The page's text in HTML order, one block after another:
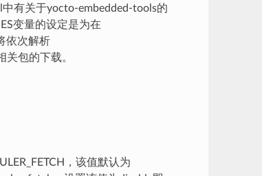
有关于yocto-embedded-tools的
变量的设定是为在
依次解析
关包的下载。
，该值默认为